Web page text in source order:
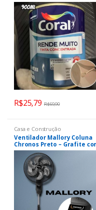
R$25,79 R$69,90
Casa e Construção
Ventilador Mallory Coluna
Chronos Preto – Grafite
controle remoto 40 cm